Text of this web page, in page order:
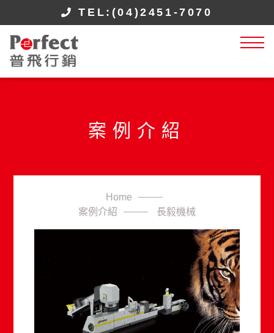
TEL:(04)2451-7070
案例介紹
Home
案例介紹
長毅機械